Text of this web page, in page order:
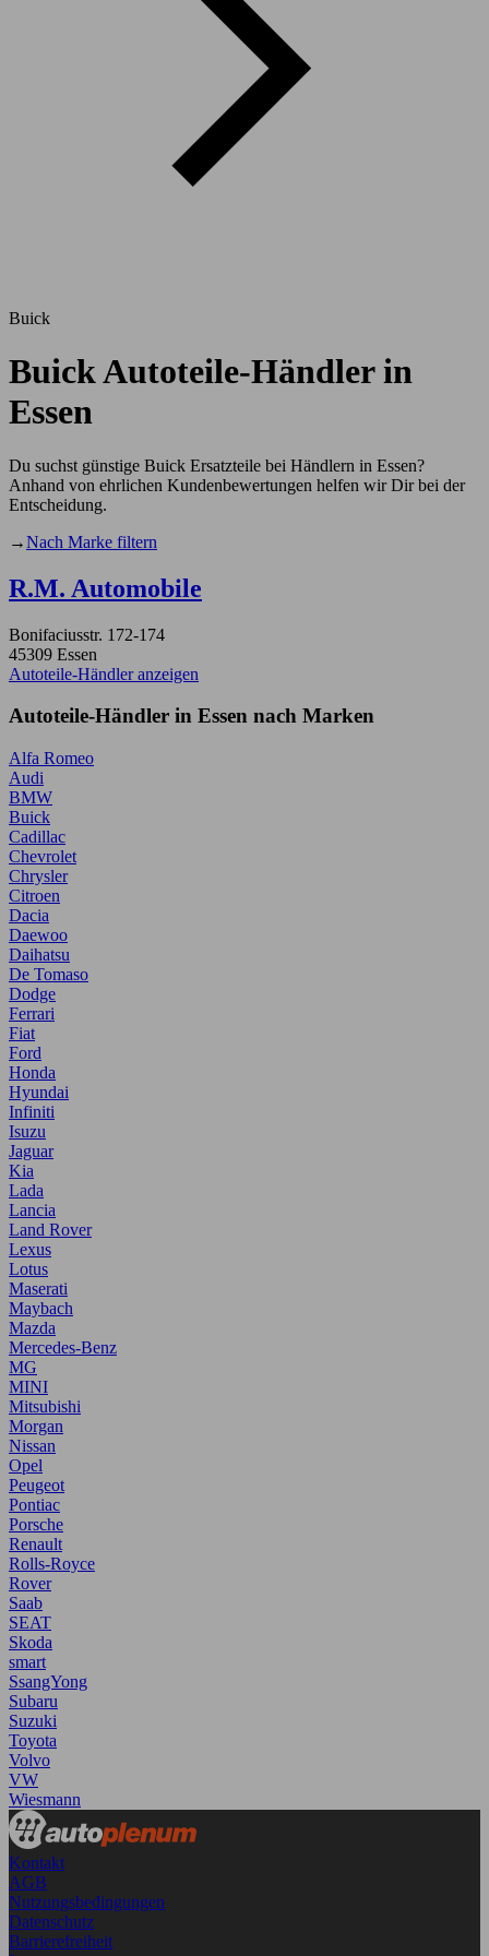
Buick
Buick Autoteile-Händler in
Essen
Du suchst günstige Buick Ersatzteile bei Händlern in Essen?
Anhand von ehrlichen Kundenbewertungen helfen wir Dir bei der
Entscheidung.
→Nach Marke filtern
R.M. Automobile
Bonifaciusstr. 172-174
45309 Essen
Autoteile-Händler anzeigen
Autoteile-Händler in Essen nach Marken
Alfa Romeo
Audi
BMW
Buick
Cadillac
Chevrolet
Chrysler
Citroen
Dacia
Daewoo
Daihatsu
De Tomaso
Dodge
Ferrari
Fiat
Ford
Honda
Hyundai
Infiniti
Isuzu
Jaguar
Kia
Lada
Lancia
Land Rover
Lexus
Lotus
Maserati
Maybach
Mazda
Mercedes-Benz
MG
MINI
Mitsubishi
Morgan
Nissan
Opel
Peugeot
Pontiac
Porsche
Renault
Rolls-Royce
Rover
Saab
SEAT
Skoda
smart
SsangYong
Subaru
Suzuki
Toyota
Volvo
VW
Wiesmann
Kontakt
AGB
Nutzungsbedingungen
Datenschutz
Barrierefreiheit